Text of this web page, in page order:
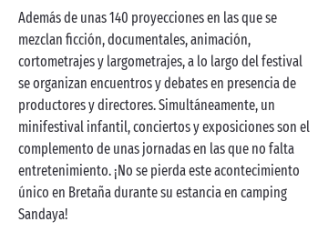
Además de unas 140 proyecciones en las que se
mezclan ficción, documentales, animación,
cortometrajes y largometrajes, a lo largo del festival
se organizan encuentros y debates en presencia de
productores y directores. Simultáneamente, un
minifestival infantil, conciertos y exposiciones son el
complemento de unas jornadas en las que no falta
entretenimiento. ¡No se pierda este acontecimiento
único en Bretaña durante su estancia en camping
Sandaya!